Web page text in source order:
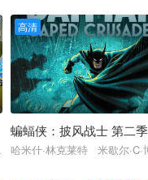
拉什 丹·巴克达尔 凯尔茜·
高清
蝙蝠侠：披风战士 第二季
哈米什·林克莱特 米歇尔